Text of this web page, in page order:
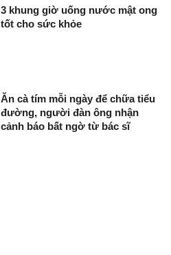
3 khung giờ uống nước mật ong
tốt cho sức khỏe
Ăn cà tím mỗi ngày để chữa tiểu
đường, người đàn ông nhận
cảnh báo bất ngờ từ bác sĩ